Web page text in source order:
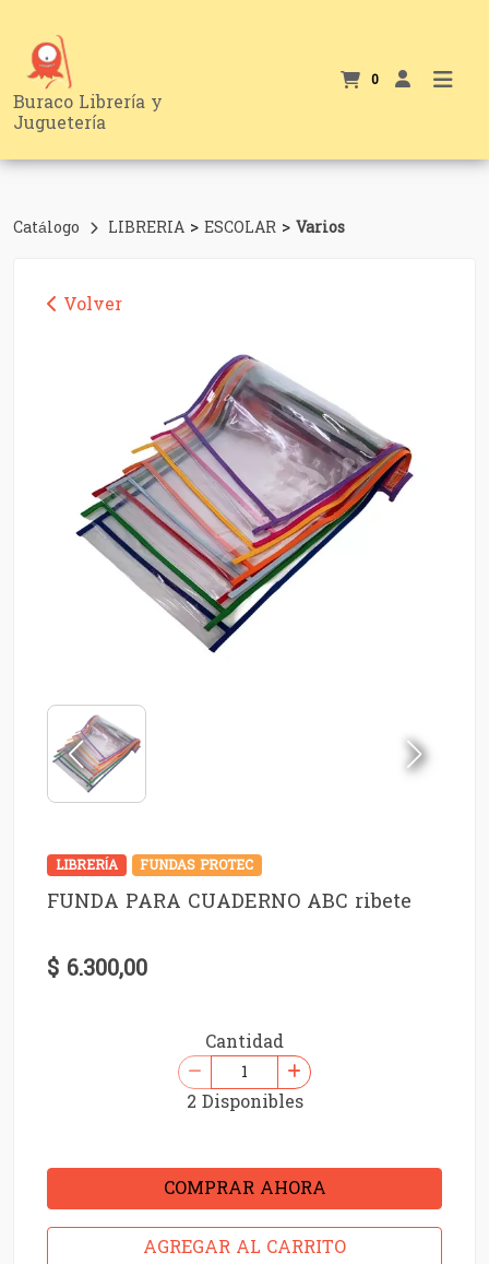
Buraco Librería y
Juguetería
0
Catálogo LIBRERIA > ESCOLAR > Varios
Volver
LIBRERÍA FUNDAS PROTEC
FUNDA PARA CUADERNO ABC ribete
$ 6.300,00
Cantidad
2 Disponibles
COMPRAR AHORA
AGREGAR AL CARRITO